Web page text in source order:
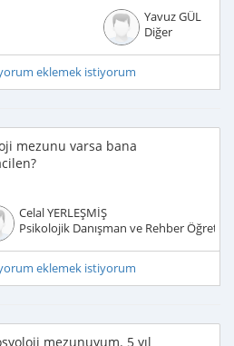
Yavuz GÜL
Diğer
eklemek istiyorum
mezunu varsa bana
Celal YERLEŞMİŞ
Psikolojik Danışman ve Rehber
eklemek istiyorum
mezunuyum. 5 yıl